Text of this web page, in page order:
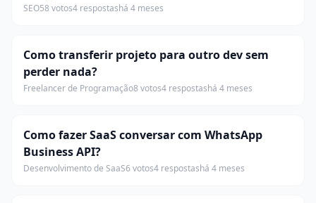
SEO58 votos4 respostashá 4 meses
Como transferir projeto para outro dev sem
perder nada?
Freelancer de Programação8 votos4 respostashá 4 meses
Como fazer SaaS conversar com WhatsApp
Business API?
Desenvolvimento de SaaS6 votos4 respostashá 4 meses